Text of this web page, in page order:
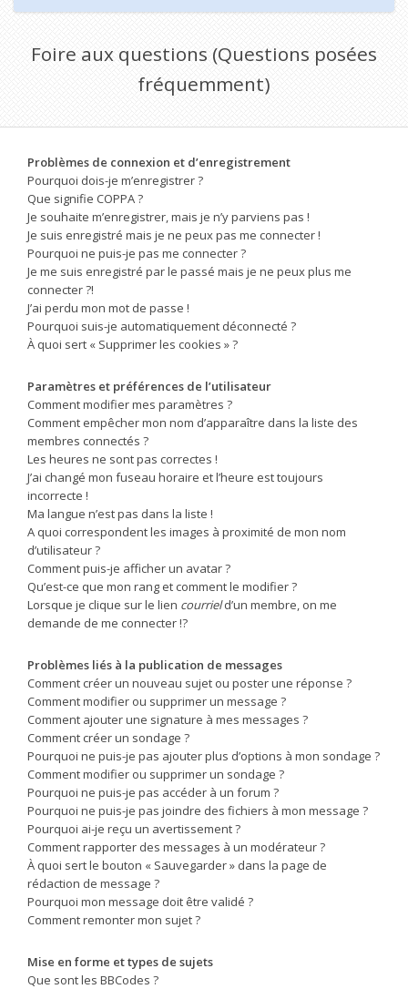
Foire aux questions (Questions posées
fréquemment)
Problèmes de connexion et d’enregistrement
Pourquoi dois-je m’enregistrer ?
Que signifie COPPA ?
Je souhaite m’enregistrer, mais je n’y parviens pas !
Je suis enregistré mais je ne peux pas me connecter !
Pourquoi ne puis-je pas me connecter ?
Je me suis enregistré par le passé mais je ne peux plus me
connecter ?!
J’ai perdu mon mot de passe !
Pourquoi suis-je automatiquement déconnecté ?
À quoi sert « Supprimer les cookies » ?
Paramètres et préférences de l’utilisateur
Comment modifier mes paramètres ?
Comment empêcher mon nom d’apparaître dans la liste des
membres connectés ?
Les heures ne sont pas correctes !
J’ai changé mon fuseau horaire et l’heure est toujours
incorrecte !
Ma langue n’est pas dans la liste !
A quoi correspondent les images à proximité de mon nom
d’utilisateur ?
Comment puis-je afficher un avatar ?
Qu’est-ce que mon rang et comment le modifier ?
Lorsque je clique sur le lien courrield’un membre, on me
demande de me connecter !?
Problèmes liés à la publication de messages
Comment créer un nouveau sujet ou poster une réponse ?
Comment modifier ou supprimer un message ?
Comment ajouter une signature à mes messages ?
Comment créer un sondage ?
Pourquoi ne puis-je pas ajouter plus d’options à mon sondage ?
Comment modifier ou supprimer un sondage ?
Pourquoi ne puis-je pas accéder à un forum ?
Pourquoi ne puis-je pas joindre des fichiers à mon message ?
Pourquoi ai-je reçu un avertissement ?
Comment rapporter des messages à un modérateur ?
À quoi sert le bouton « Sauvegarder » dans la page de
rédaction de message ?
Pourquoi mon message doit être validé ?
Comment remonter mon sujet ?
Mise en forme et types de sujets
Que sont les BBCodes ?